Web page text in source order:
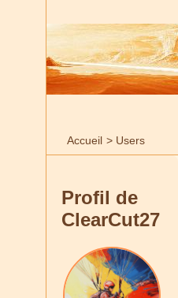
Accueil > Users
Profil de
ClearCut27